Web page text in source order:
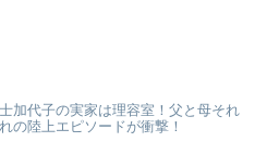
加代子の実家は理容室！父と母それ
の陸上エピソードが衝撃！